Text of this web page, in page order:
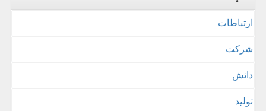
ارتباطات
شركت
دانش
تولید